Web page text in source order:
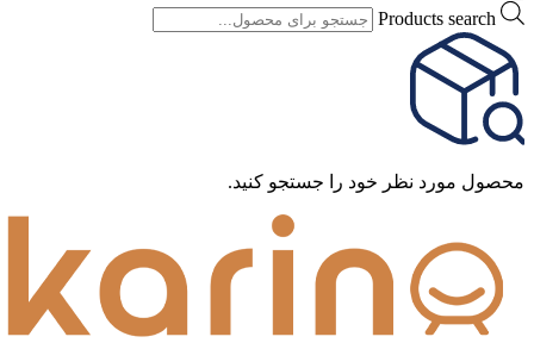
Products search
محصول مورد نظر خود را جستجو کنید.